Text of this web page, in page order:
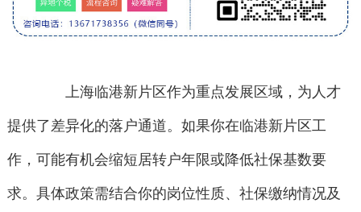
上海临港新片区作为重点发展区域，为人才
提供了差异化的落户通道。如果你在临港新片区工
作，可能有机会缩短居转户年限或降低社保基数要
求。具体政策需结合你的岗位性质、社保缴纳情况及